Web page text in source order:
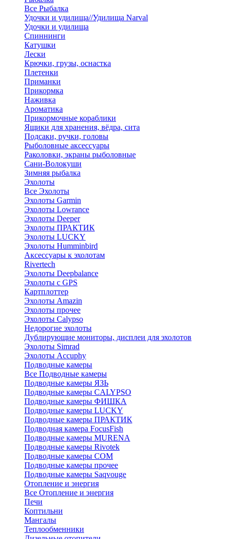
Все Рыбалка
Удочки и удилища//Удилища Narval
Удочки и удилища
Спиннинги
Катушки
Лески
Крючки, грузы, оснастка
Плетенки
Приманки
Прикормка
Наживка
Ароматика
Прикормочные кораблики
Ящики для хранения, вёдра, сита
Подсаки, ручки, головы
Рыболовные аксессуары
Раколовки, экраны рыболовные
Сани-Волокуши
Зимняя рыбалка
Эхолоты
Все Эхолоты
Эхолоты Garmin
Эхолоты Lowrance
Эхолоты Deeper
Эхолоты ПРАКТИК
Эхолоты LUCKY
Эхолоты Humminbird
Аксессуары к эхолотам
Rivertech
Эхолоты Deepbalance
Эхолоты с GPS
Картплоттер
Эхолоты Amazin
Эхолоты прочее
Эхолоты Calypso
Недорогие эхолоты
Дублирующие мониторы, дисплеи для эхолотов
Эхолоты Simrad
Эхолоты Accuphy
Подводные камеры
Все Подводные камеры
Подводные камеры ЯЗЬ
Подводные камеры CALYPSO
Подводные камеры ФИШКА
Подводные камеры LUCKY
Подводные камеры ПРАКТИК
Подводная камера FocusFish
Подводные камеры MURENA
Подводные камеры Rivotek
Подводные камеры СОМ
Подводные камеры прочее
Подводные камеры Saqvouge
Отопление и энергия
Все Отопление и энергия
Печи
Коптильни
Мангалы
Теплообменники